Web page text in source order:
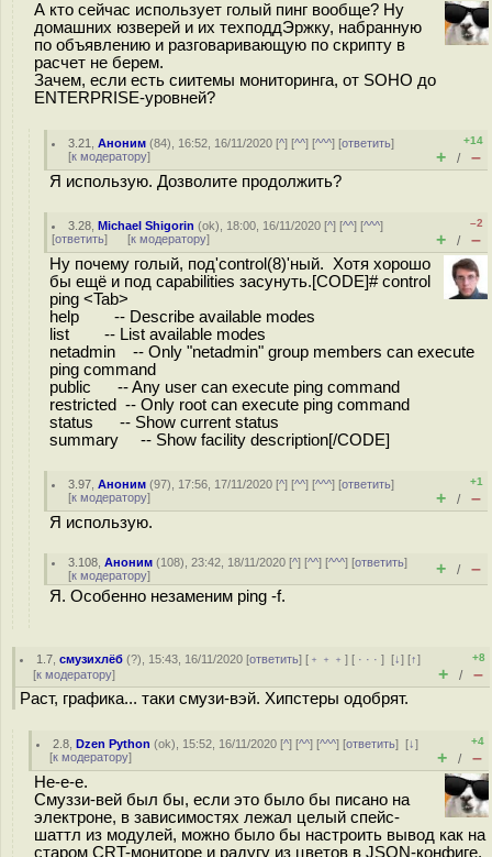
А кто сейчас использует голый пинг вообще? Ну
домашних юзверей и их техподдЭржку, набранную
по объявлению и разговаривающую по скрипту в
расчет не берем.
Зачем, если есть сиитемы мониторинга, от SOHO до
ENTERPRISE-уровней?
3.21 ,Аноним (84), 16:52, 16/11/2020 [^] [^^] [^^^] [ответить]
[к модератору]
+14
+ / –
Я использую. Дозволите продолжить?
3.28 ,Michael Shigorin (ok), 18:00, 16/11/2020 [^] [^^] [^^^]
[ответить] [к модератору]
–2
+ / –
Ну почему голый, под'control(8)'ный. Хотя хорошо
бы ещё и под capabilities засунуть.[CODE]# control
ping <Tab>
help -- Describe available modes
list -- List available modes
netadmin -- Only "netadmin" group members can execute
ping command
public -- Any user can execute ping command
restricted -- Only root can execute ping command
status -- Show current status
summary -- Show facility description[/CODE]
3.97 ,Аноним (97), 17:56, 17/11/2020 [^] [^^] [^^^] [ответить]
[к модератору]
+1
+ / –
Я использую.
3.108 ,Аноним (108), 23:42, 18/11/2020 [^] [^^] [^^^] [ответить]
[к модератору] + / –
Я. Особенно незаменим ping -f.
1.7 ,смузихлёб (?), 15:43, 16/11/2020 [ответить] [ ﹢﹢﹢] [ · · ·][↓] [↑]
[к модератору]
+8
+ / –
Раст, графика... таки смузи-вэй. Хипстеры одобрят.
2.8 ,Dzen Python (ok), 15:52, 16/11/2020 [^] [^^] [^^^] [ответить][↓]
[к модератору]
+4
+ / –
Не-е-е.
Смуззи-вей был бы, если это было бы писано на
электроне, в зависимостях лежал целый спейс-
шаттл из модулей, можно было бы настроить вывод как на
старом CRT-мониторе и радугу из цветов в JSON-конфиге,